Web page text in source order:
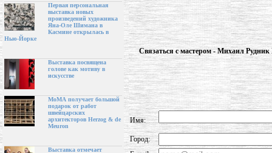
Первая персональная
выставка новых
произведений художника
Яна-Оле Шимана в
Касмине открылась в
Нью-Йорке
Выставка посвящена
голове как мотиву в
искусстве
МоМА получает большой
подарок от работ
швейцарских
архитекторов Herzog & de
Meuron
Выставка отмечает
Связаться с мастером - Михаил
Имя:
Город: